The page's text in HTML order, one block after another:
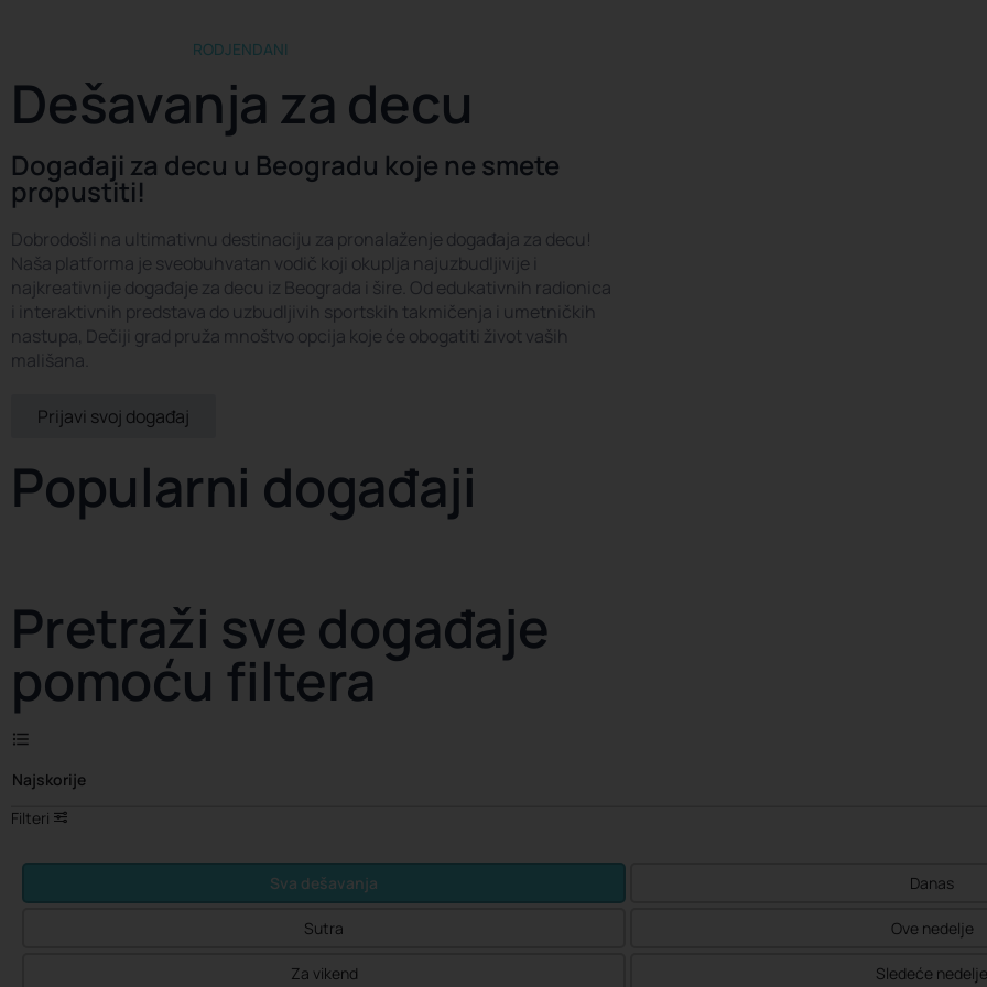
RODJENDANI
Dešavanja za decu
Događaji za decu u Beogradu koje ne smete
propustiti!
Dobrodošli na ultimativnu destinaciju za pronalaženje događaja za decu!
Naša platforma je sveobuhvatan vodič koji okuplja najuzbudljivije i
najkreativnije događaje za decu iz Beograda i šire. Od edukativnih radionica
i interaktivnih predstava do uzbudljivih sportskih takmičenja i umetničkih
nastupa, Dečiji grad pruža mnoštvo opcija koje će obogatiti život vaših
mališana.
Prijavi svoj događaj
Popularni događaji
Pretraži sve događaje
pomoću filtera
Najskorije
Filteri
Sva dešavanja Danas
Sutra Ove nedelje
Za vikend Sledeće nedelje